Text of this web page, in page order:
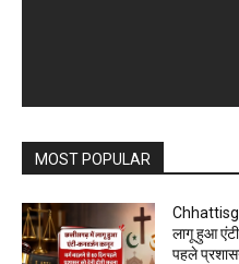
MOST POPULAR
लागू हुआ
पहले